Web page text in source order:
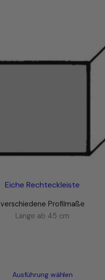
Eiche Rechteckleiste
verschiedene Profilmaße
Länge ab 45 cm
Ausführung wählen